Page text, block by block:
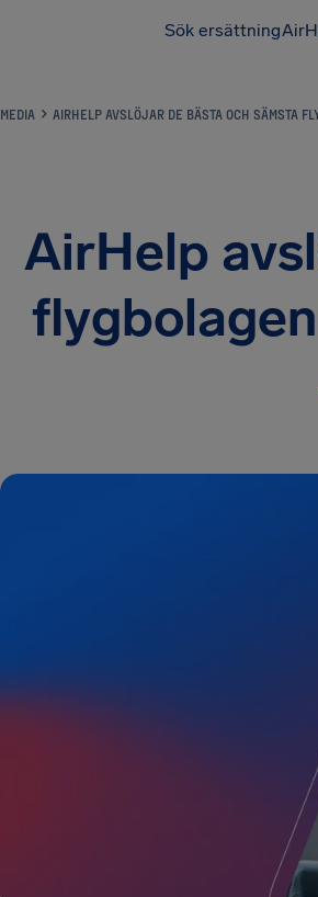
Sök ersättning
MEDIA AIRHELP AVSLÖJAR DE BÄSTA OCH SÄMSTA
AirHelp